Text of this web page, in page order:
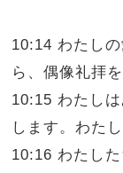
10:14 わたし
ら、偶像礼拝
10:15 わたし
します。わた
10:16 わたし